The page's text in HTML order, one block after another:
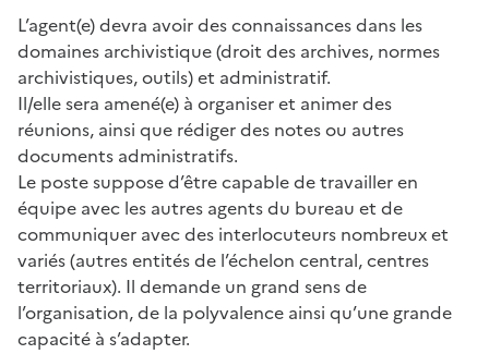
L’agent(e) devra avoir des connaissances dans les
domaines archivistique (droit des archives, normes
archivistiques, outils) et administratif.
Il/elle sera amené(e) à organiser et animer des
réunions, ainsi que rédiger des notes ou autres
documents administratifs.
Le poste suppose d’être capable de travailler en
équipe avec les autres agents du bureau et de
communiquer avec des interlocuteurs nombreux et
variés (autres entités de l’échelon central, centres
territoriaux). Il demande un grand sens de
l’organisation, de la polyvalence ainsi qu’une grande
capacité à s’adapter.